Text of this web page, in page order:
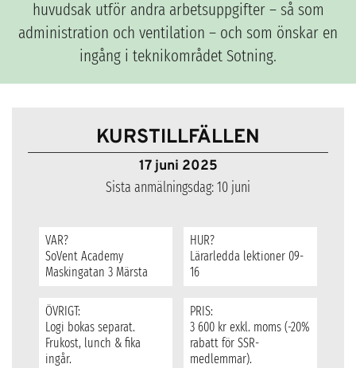
huvudsak utför andra arbetsuppgifter – så som
administration och ventilation – och som önskar en
ingång i teknikområdet Sotning.
KURSTILLFÄLLEN
17 juni 2025
Sista anmälningsdag: 10 juni
VAR?
SoVent Academy
Maskingatan 3 Märsta
HUR?
Lärarledda lektioner 09-
16
ÖVRIGT:
Logi bokas separat.
Frukost, lunch & fika
ingår.
PRIS:
3 600 kr exkl. moms (-20%
rabatt för SSR-
medlemmar).